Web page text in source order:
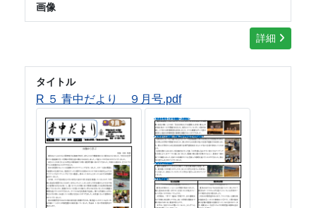
画像
詳細
タイトル
R ５ 青中だより ９月号.pdf